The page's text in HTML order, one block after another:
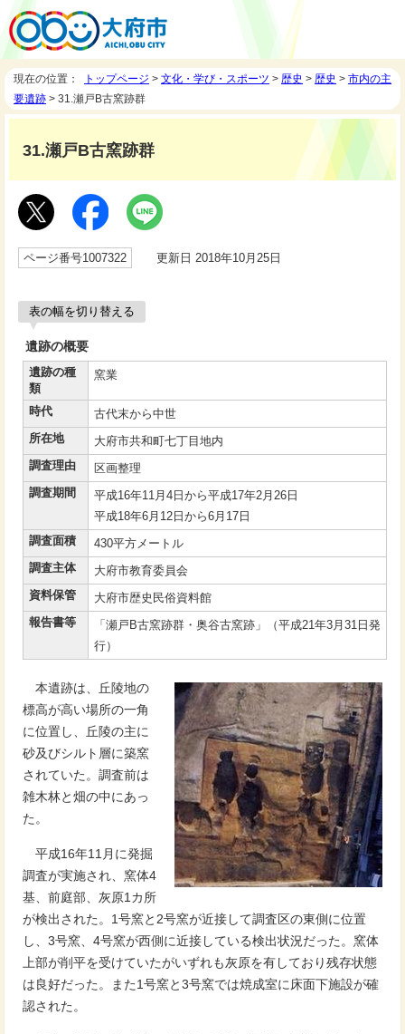
現在の位置： トップページ > 文化・学び・スポーツ > 歴史 > 歴史 > 市内の主
要遺跡 > 31.瀬戸B古窯跡群
31.瀬戸B古窯跡群
ページ番号1007322 更新日 2018年10月25日
表の幅を切り替える
遺跡の概要
遺跡の種
類
窯業
時代
古代末から中世
所在地
大府市共和町七丁目地内
調査理由
区画整理
調査期間
平成16年11月4日から平成17年2月26日
平成18年6月12日から6月17日
調査面積
430平方メートル
調査主体
大府市教育委員会
資料保管
大府市歴史民俗資料館
報告書等
「瀬戸B古窯跡群・奥谷古窯跡」（平成21年3月31日発
行）
本遺跡は、丘陵地の
標高が高い場所の一角
に位置し、丘陵の主に
砂及びシルト層に築窯
されていた。調査前は
雑木林と畑の中にあっ
た。
平成16年11月に発掘
調査が実施され、窯体4
基、前庭部、灰原1カ所
が検出された。1号窯と2号窯が近接して調査区の東側に位置
し、3号窯、4号窯が西側に近接している検出状況だった。窯体
上部が削平を受けていたがいずれも灰原を有しており残存状態
は良好だった。また1号窯と3号窯では焼成室に床面下施設が確
認された。